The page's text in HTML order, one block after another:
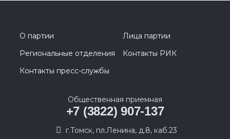
О партии
Лица партии
Региональные отделения
Контакты РИК
Контакты пресс-службы
Общественная приемная
+7 (3822) 907-137
г.Томск, пл.Ленина, д.8, каб.23